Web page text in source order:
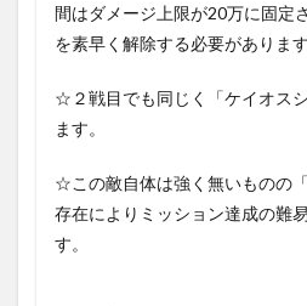
間はダメージ上限が20万に固定
を素早く解除する必要があります
☆２戦目でも同じく「ケイオス
ます。
☆この敵自体は強く無いものの
存在によりミッション達成の難
す。